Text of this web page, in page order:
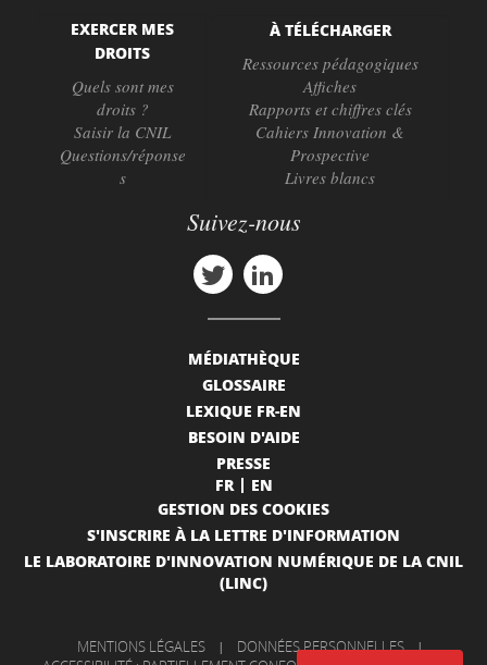
EXERCER MES
DROITS
Quels sont mes
droits ?
Saisir la CNIL
Questions/réponse
s
À TÉLÉCHARGER
Ressources pédagogiques
Affiches
Rapports et chiffres clés
Cahiers Innovation &
Prospective
Livres blancs
Suivez-nous
MÉDIATHÈQUE
GLOSSAIRE
LEXIQUE FR-EN
BESOIN D'AIDE
PRESSE
FR
EN
GESTION DES COOKIES
S'INSCRIRE À LA LETTRE D'INFORMATION
LE LABORATOIRE D'INNOVATION NUMÉRIQUE DE LA CNIL
(LINC)
MENTIONS LÉGALES | DONNÉES PERSONNELLES |